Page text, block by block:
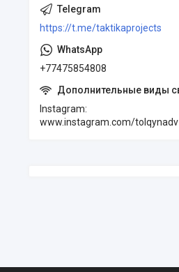
https://t.me/taktikaprojects
+77475854808
Instagram
www.instagram.com/tolqynadv